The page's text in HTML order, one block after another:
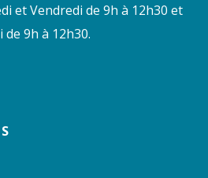
et Vendredi de 9h à 12h30 et
de 9h à 12h30.